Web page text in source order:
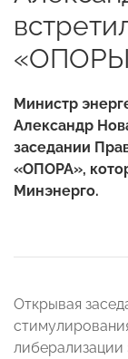
Министр
Александр
заседании
«ОПОРА»,
Минэнерго.
Открывая